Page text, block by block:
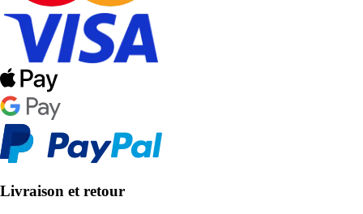
Livraison et retour